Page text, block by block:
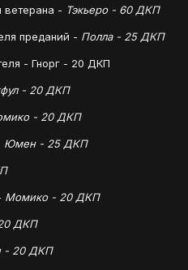
ветерана - Тэкьеро - 60 ДКП
преданий - Полла - 25 ДКП
- Гнорг - 20 ДКП
- 20 ДКП
- 20 ДКП
Юмен - 25 ДКП
Момико - 20 ДКП
ДКП
- 20 ДКП